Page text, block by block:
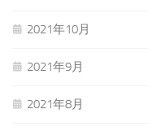
2021年10月
2021年9月
2021年8月